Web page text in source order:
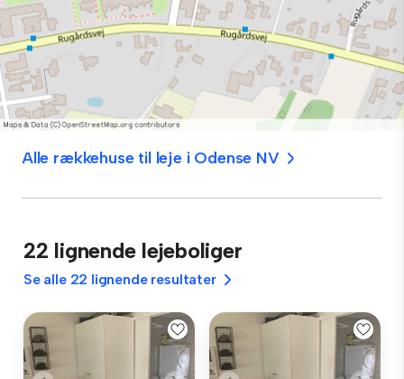
Alle rækkehuse til leje i Odense NV
22 lignende lejeboliger
Se alle 22 lignende resultater